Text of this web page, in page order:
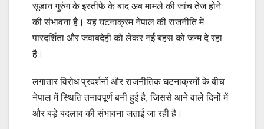
सूडान गुरुंग के इस्तीफे के बाद अब मामले की जांच तेज होने
की संभावना है। यह घटनाक्रम नेपाल की राजनीति में
पारदर्शिता और जवाबदेही को लेकर नई बहस को जन्म दे रहा
है।
लगातार विरोध प्रदर्शनों और राजनीतिक घटनाक्रमों के बीच
नेपाल में स्थिति तनावपूर्ण बनी हुई है, जिससे आने वाले दिनों में
और बड़े बदलाव की संभावना जताई जा रही है।